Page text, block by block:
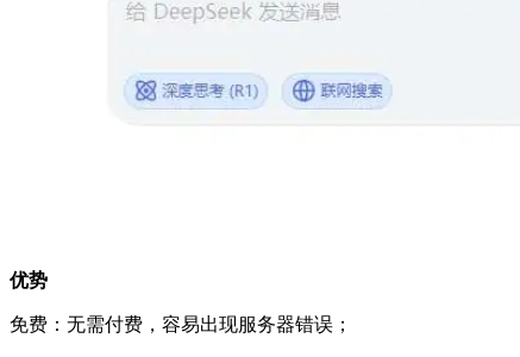
优势
免费：无需付费，容易出现服务器错误；